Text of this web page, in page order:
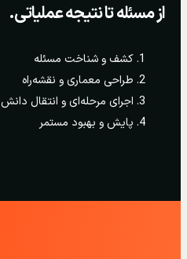
از مسئله تا نتیجه عملیاتی.
کشف و شناخت مسئله
طراحی معماری و نقشه‌راه
اجرای مرحله‌ای و انتقال دانش
پایش و بهبود مستمر